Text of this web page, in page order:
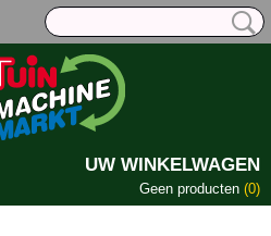
UW WINKELWAGEN
Geen producten (0)